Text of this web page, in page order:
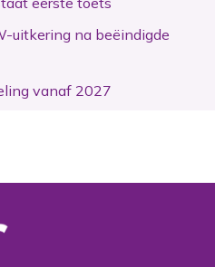
uitkering na beëindigde
vanaf 2027